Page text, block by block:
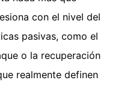
con el nivel del
pasivas, como el
o la recuperación
realmente definen